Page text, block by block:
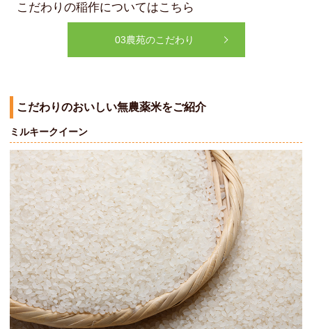
こだわりの稲作についてはこちら
03農苑のこだわり
こだわりのおいしい無農薬米をご紹介
ミルキークイーン